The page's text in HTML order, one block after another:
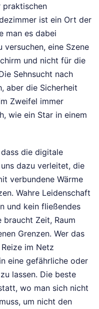
praktischen
ist ein Ort der
man es dabei
eine Szene
und nicht für die
Sehnsucht nach
aber die Sicherheit
Zweifel immer
wie ein Star in einem
die digitale
dazu verleitet, die
verbundene Wärme
Wahre Leidenschaft
und kein fließendes
braucht Zeit, Raum
Grenzen. Wer das
im Netz
eine gefährliche oder
lassen. Die beste
wo man sich nicht
um nicht den